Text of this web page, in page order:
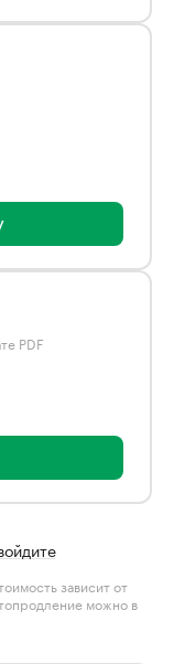
PDF
зависит от
можно в